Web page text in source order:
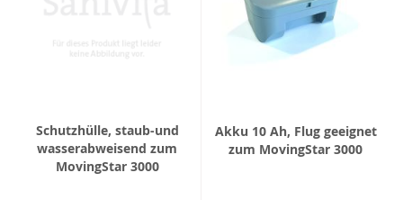
Schutzhülle, staub-und
wasserabweisend zum
MovingStar 3000
Akku 10 Ah, Flug geeignet
zum MovingStar 3000